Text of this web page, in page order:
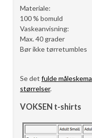
Materiale:
100 % bomuld
Vaskeanvisning:
Max. 40 grader
Bør ikke tørretumbles
Se detfulde måleskema
størrelser.
VOKSEN t-shirts